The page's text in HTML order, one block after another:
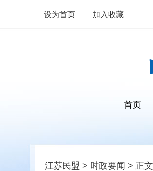
设为首页 加入收藏
首页
江苏民盟 > 时政要闻 > 正文